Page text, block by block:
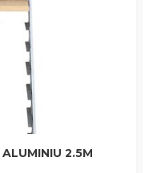
ALUMINIU 2.5M